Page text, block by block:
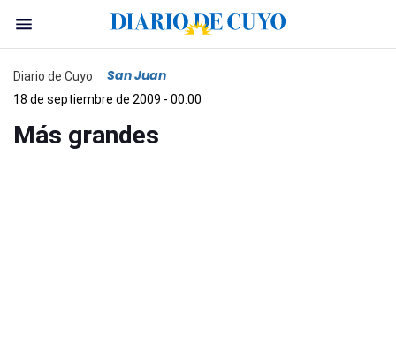
Diario de Cuyo San Juan
18 de septiembre de 2009 - 00:00
Más grandes